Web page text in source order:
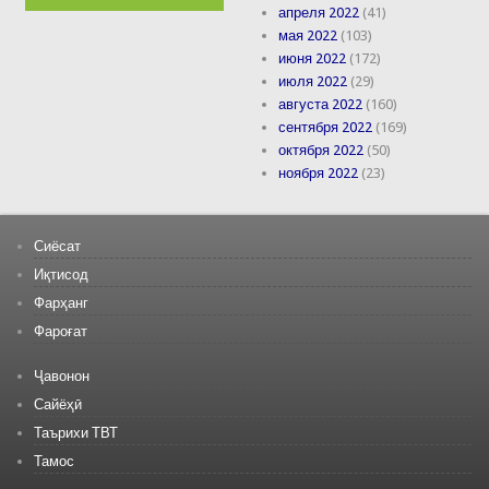
апреля 2022 (41)
мая 2022 (103)
июня 2022 (172)
июля 2022 (29)
августа 2022 (160)
сентября 2022 (169)
октября 2022 (50)
ноября 2022 (23)
Сиёсат
Иқтисод
Фарҳанг
Фароғат
Ҷавонон
Сайёҳӣ
Таърихи ТВТ
Тамос